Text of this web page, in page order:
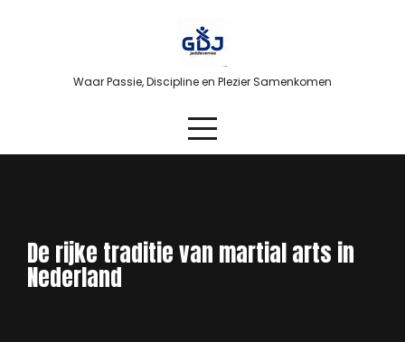
Waar Passie, Discipline en Plezier Samenkomen
De rijke traditie van martial arts in
Nederland